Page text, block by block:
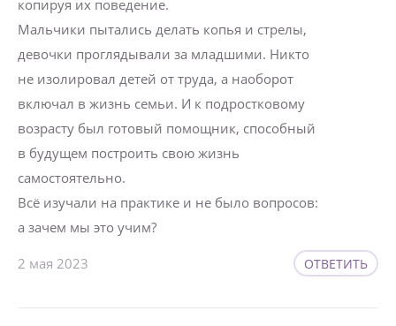
копируя их поведение.
Мальчики пытались делать копья и стрелы,
девочки проглядывали за младшими. Никто
не изолировал детей от труда, а наоборот
включал в жизнь семьи. И к подростковому
возрасту был готовый помощник, способный
в будущем построить свою жизнь
самостоятельно.
Всё изучали на практике и не было вопросов:
а зачем мы это учим?
2 мая 2023 ОТВЕТИТЬ